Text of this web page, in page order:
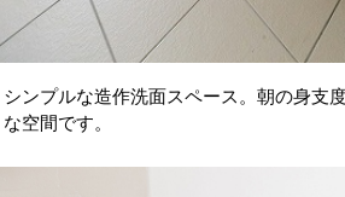
シンプルな造作洗面スペース。朝の身支
な空間です。